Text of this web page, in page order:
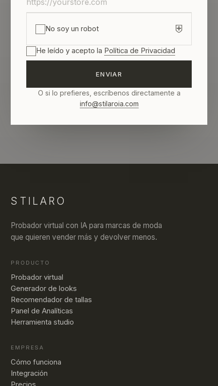
No soy un robot ⛨
He leído y acepto la Política de Privacidad
ENVIAR
O si lo prefieres, escríbenos directamente a
info@stilaroia.com
STILARO
Probador virtual con IA para marcas de moda
que quieren vender más y devolver menos.
PRODUCTO
Probador virtual
Generador de looks
Recomendador de tallas
Panel de Analíticas
Herramienta studio
EMPRESA
Cómo funciona
Integración